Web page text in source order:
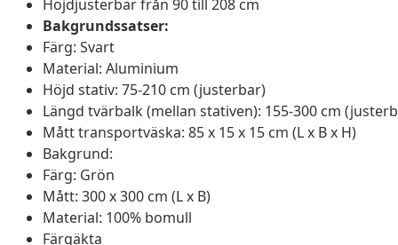
Höjdjusterbar från 90 till 208 cm
Bakgrundssatser:
Färg: Svart
Material: Aluminium
Höjd stativ: 75-210 cm (justerbar)
Längd tvärbalk (mellan stativen): 155-300 cm
Mått transportväska: 85 x 15 x 15 cm (L x B x H)
Bakgrund:
Färg: Grön
Mått: 300 x 300 cm (L x B)
Material: 100% bomull
Färgäkta